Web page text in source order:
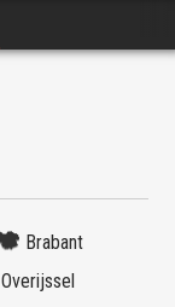
Brabant
Overijssel